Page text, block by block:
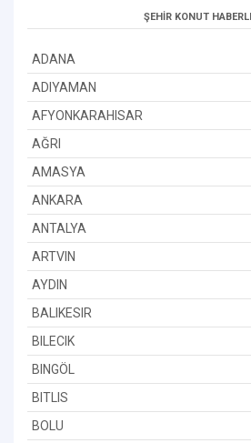
ŞEHİR KONUT
ADANA
ADIYAMAN
AFYONKARAHISAR
AĞRI
AMASYA
ANKARA
ANTALYA
ARTVIN
AYDIN
BALIKESIR
BILECIK
BINGÖL
BITLIS
BOLU